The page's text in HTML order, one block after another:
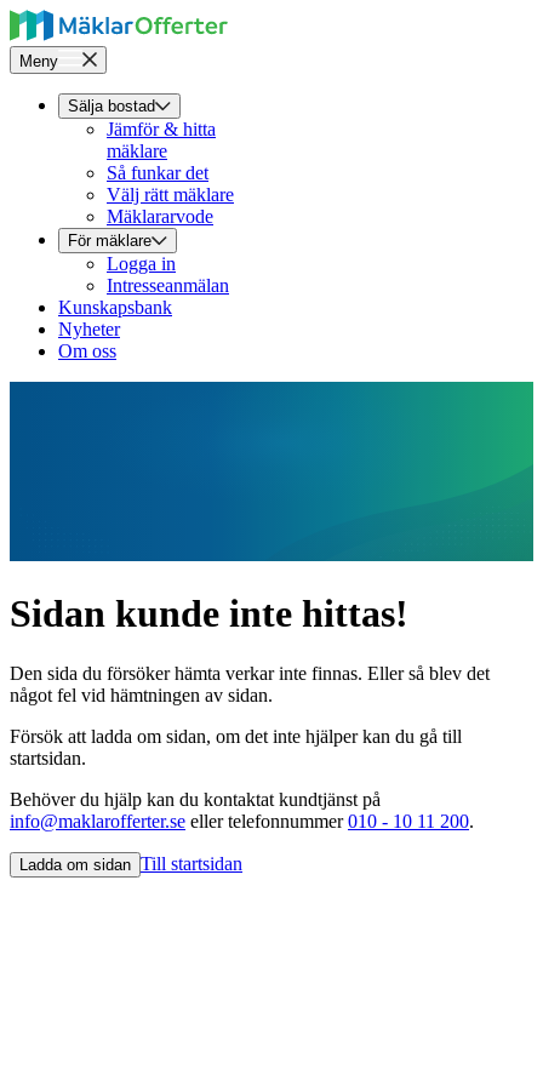
Meny
Sälja bostad
Jämför & hitta
mäklare
Så funkar det
Välj rätt mäklare
Mäklararvode
För mäklare
Logga in
Intresseanmälan
Kunskapsbank
Nyheter
Om oss
Sidan kunde inte hittas!
Den sida du försöker hämta verkar inte finnas. Eller så blev det
något fel vid hämtningen av sidan.
Försök att ladda om sidan, om det inte hjälper kan du gå till
startsidan.
Behöver du hjälp kan du kontaktat kundtjänst på
info@maklarofferter.se eller telefonnummer010 - 10 11 200.
Ladda om sidan Till startsidan